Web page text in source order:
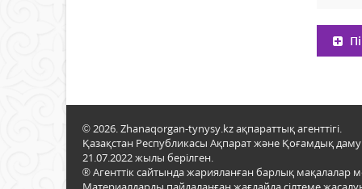
© 2026. Zhanaqorgan-tynysy.kz ақпараттық агенттігі.
Қазақстан Республикасы Ақпарат және Қоғамдық даму
21.07.2022 жылы берілген.
® Агенттік сайтында жарияланған барлық